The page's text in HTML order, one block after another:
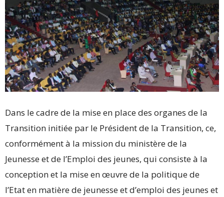
Dans le cadre de la mise en place des organes de la
Transition initiée par le Président de la Transition, ce,
conformément à la mission du ministère de la
Jeunesse et de l’Emploi des jeunes, qui consiste à la
conception et la mise en œuvre de la politique de
l’Etat en matière de jeunesse et d’emploi des jeunes et